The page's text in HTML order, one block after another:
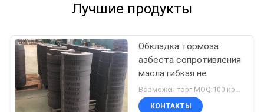
Лучшие продукты
Обкладка тормоза
азбеста сопротивления
масла гибкая не
КОНТАКТЫ